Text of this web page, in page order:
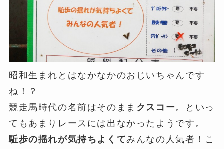
昭和生まれとはなかなかのおじいちゃんです
ね！？
競走馬時代の名前はそのまま クスコー 。といっ
てもあまりレースには出なかったようです。
駈歩の揺れが気持ちよくてみんなの人気者！こ